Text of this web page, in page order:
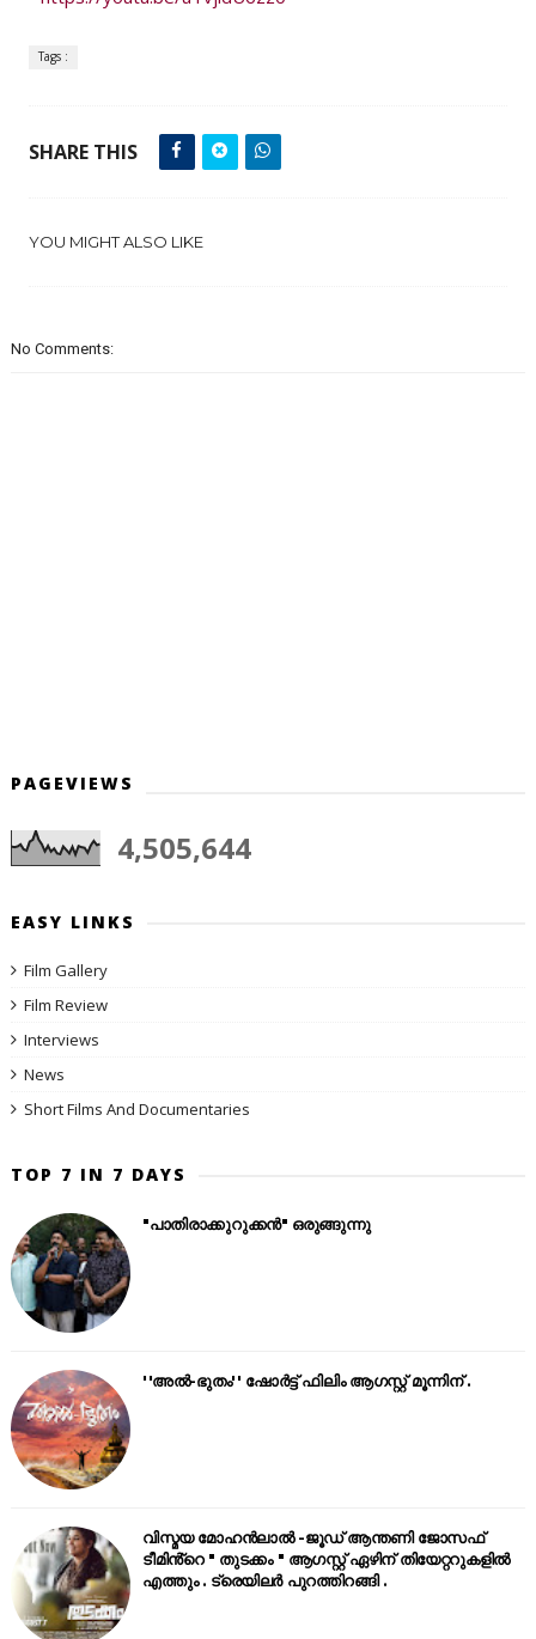
Tags :
SHARE THIS
YOU MIGHT ALSO LIKE
No Comments:
PAGEVIEWS
4,505,644
EASY LINKS
Film Gallery
Film Review
Interviews
News
Short Films And Documentaries
TOP 7 IN 7 DAYS
"പാതിരാക്കുറുക്കൻ" ഒരുങ്ങുന്നു
''അൽ-ഭുതം'' ഷോർട്ട് ഫിലിം ആഗസ്റ്റ് മൂന്നിന് .
വിസ്മയ മോഹൻലാൽ -ജൂഡ് ആന്തണി ജോസഫ്
ടീമിൻ്റെ " തുടക്കം " ആഗസ്റ്റ് ഏഴിന് തിയേറ്ററുകളിൽ
എത്തും . ട്രെയിലർ പുറത്തിറങ്ങി .